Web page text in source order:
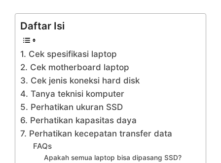
Daftar Isi
1. Cek spesifikasi laptop
2. Cek motherboard laptop
3. Cek jenis koneksi hard disk
4. Tanya teknisi komputer
5. Perhatikan ukuran SSD
6. Perhatikan kapasitas daya
7. Perhatikan kecepatan transfer data
FAQs
Apakah semua laptop bisa dipasang SSD?